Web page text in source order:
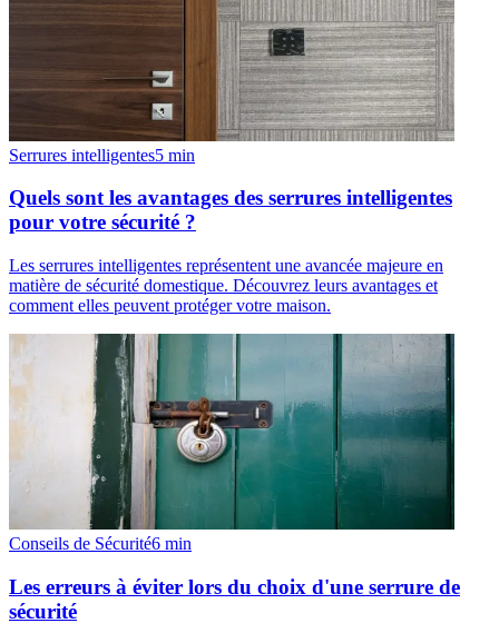
Serrures intelligentes5 min
Quels sont les avantages des serrures intelligentes
pour votre sécurité ?
Les serrures intelligentes représentent une avancée majeure en
matière de sécurité domestique. Découvrez leurs avantages et
comment elles peuvent protéger votre maison.
Conseils de Sécurité6 min
Les erreurs à éviter lors du choix d'une serrure de
sécurité